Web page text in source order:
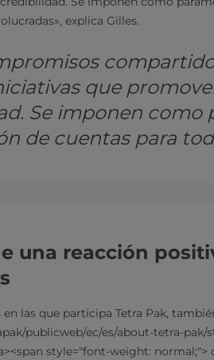
explica Gilles.
que
Se imponen como
de cuentas para
una reacción
las que participa Tetra Pak,
publicweb/ec/es/about-tetra-
style="font-weight: